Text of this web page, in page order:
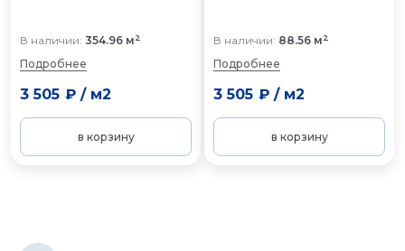
В наличии: 354.96 м2
Подробнее
3 505 ₽/ м2
в корзину
В наличии: 88.56 м2
Подробнее
3 505 ₽/ м2
в корзину